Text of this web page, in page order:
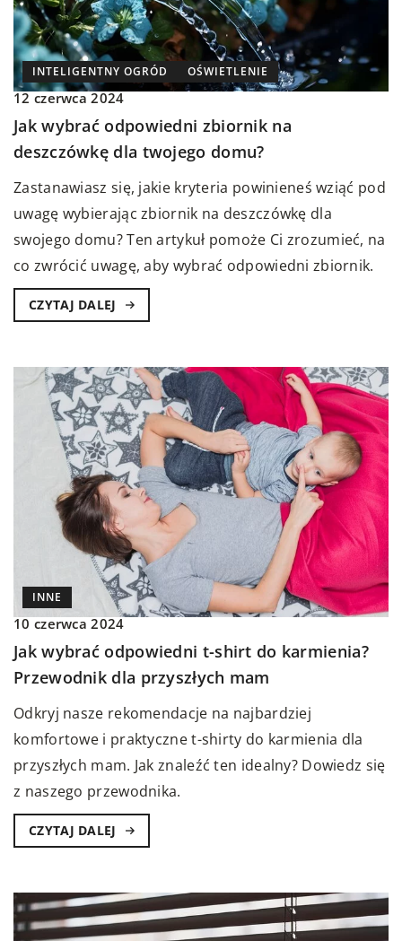
INTELIGENTNY OGRÓD OŚWIETLENIE
12 czerwca 2024
Jak wybrać odpowiedni zbiornik na
deszczówkę dla twojego domu?
Zastanawiasz się, jakie kryteria powinieneś wziąć pod
uwagę wybierając zbiornik na deszczówkę dla
swojego domu? Ten artykuł pomoże Ci zrozumieć, na
co zwrócić uwagę, aby wybrać odpowiedni zbiornik.
CZYTAJ DALEJ
INNE
10 czerwca 2024
Jak wybrać odpowiedni t-shirt do karmienia?
Przewodnik dla przyszłych mam
Odkryj nasze rekomendacje na najbardziej
komfortowe i praktyczne t-shirty do karmienia dla
przyszłych mam. Jak znaleźć ten idealny? Dowiedz się
z naszego przewodnika.
CZYTAJ DALEJ